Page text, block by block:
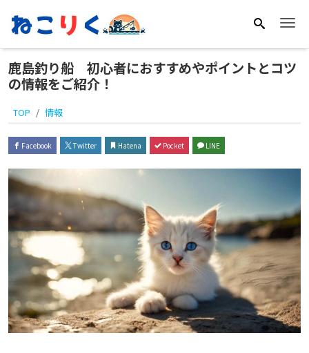
鹿島釣り船 初心者におすすめやポイントとコツ
の情報をご紹介！
TOP 情報
Facebook Twitter Hatena Pocket LINE